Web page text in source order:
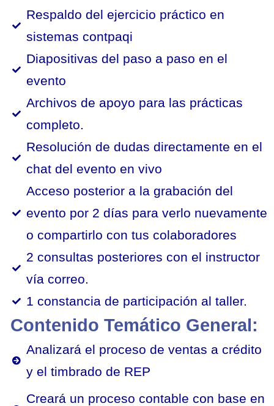
Respaldo del ejercicio práctico en
sistemas contpaqi
Diapositivas del paso a paso en el
evento
Archivos de apoyo para las prácticas
completo.
Resolución de dudas directamente en el
chat del evento en vivo
Acceso posterior a la grabación del
evento por 2 días para verlo nuevamente
o compartirlo con tus colaboradores
2 consultas posteriores con el instructor
vía correo.
1 constancia de participación al taller.
Contenido Temático General:
Analizará el proceso de ventas a crédito
y el timbrado de REP
Creará un proceso contable con base en